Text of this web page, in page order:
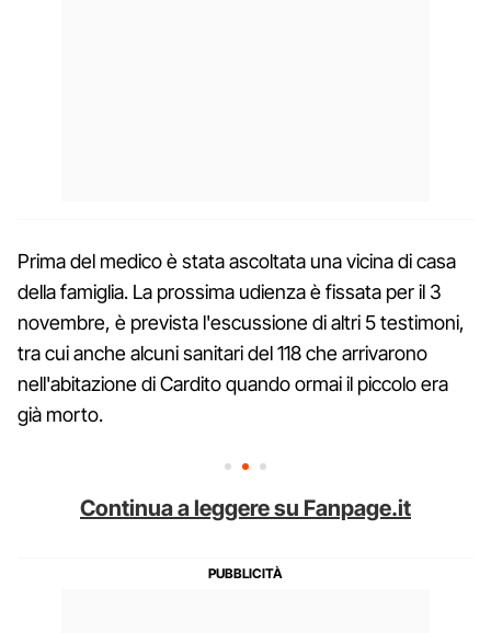
Prima del medico è stata ascoltata una vicina di casa
della famiglia. La prossima udienza è fissata per il 3
novembre, è prevista l'escussione di altri 5 testimoni,
tra cui anche alcuni sanitari del 118 che arrivarono
nell'abitazione di Cardito quando ormai il piccolo era
già morto.
Continua a leggere su Fanpage.it